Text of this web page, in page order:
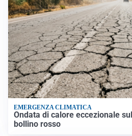
EMERGENZA CLIMATICA
Ondata di calore eccezionale
bollino rosso